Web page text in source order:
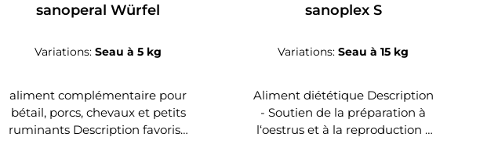
sanoperal Würfel
Variations:Seau à 5 kg
aliment complémentaire pour
bétail, porcs, chevaux et petits
ruminants Description favorise
sanoplex S
Variations:Seau à 15 kg
Aliment diététique Description
- Soutien de la préparation à
l‘oestrus et à la reproduction -